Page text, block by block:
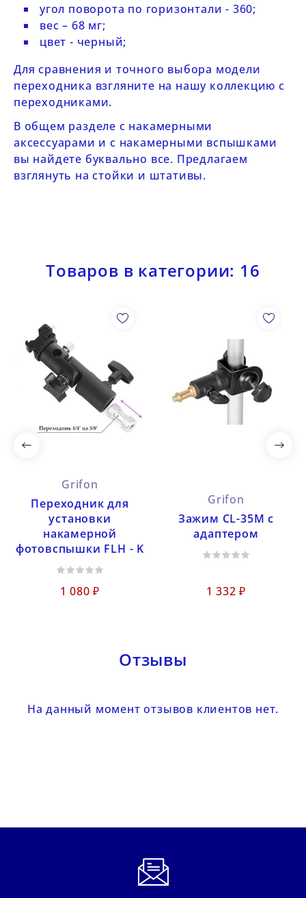
угол поворота по горизонтали - 360;
вес – 68 мг;
цвет - черный;
Для сравнения и точного выбора модели
переходника взгляните на нашу коллекцию с
переходниками.
В общем разделе с накамерными
аксессуарами и с накамерными вспышками
вы найдете буквально все. Предлагаем
взглянуть настойки и штативы.
Товаров в категории: 16
Grifon
Переходник для
установки
накамерной
фотовспышки FLH - K
1 080 ₽
Grifon
Зажим CL-35M с
адаптером
1 332 ₽
Отзывы
На данный момент отзывов клиентов нет.